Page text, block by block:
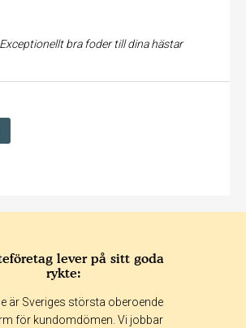
Exceptionellt bra foder till dina hästar
lever på sitt goda
rykte:
är Sveriges största oberoende
för kundomdömen. Vi jobbar